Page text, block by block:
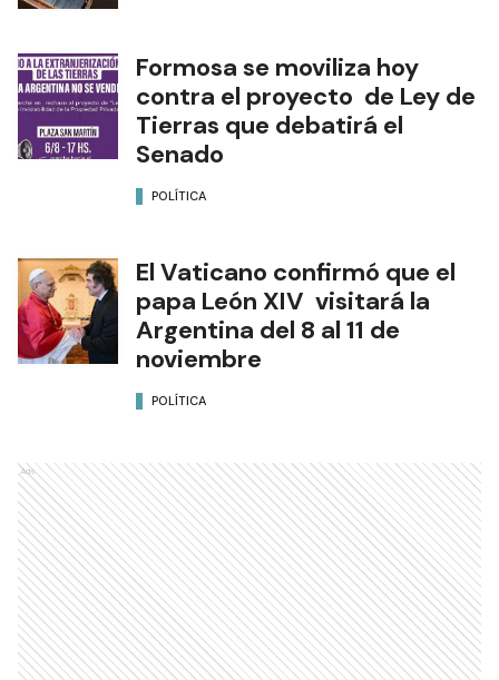
Formosa se moviliza hoy
contra el proyecto de Ley de
Tierras que debatirá el
Senado
POLÍTICA
El Vaticano confirmó que el
papa León XIV visitará la
Argentina del 8 al 11 de
noviembre
POLÍTICA
Ads